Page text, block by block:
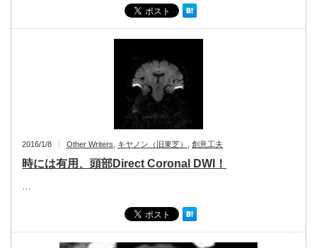
2016/1/8 Other Writers キヤノン（旧東芝） 創意工夫
時には有用、頭部Direct Coronal DWI！
…